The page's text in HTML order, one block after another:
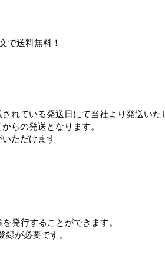
で送料無料！
れている発送日にて当社より発送いた
らの発送となります。
ただけます
発行することができます。
が必要です。